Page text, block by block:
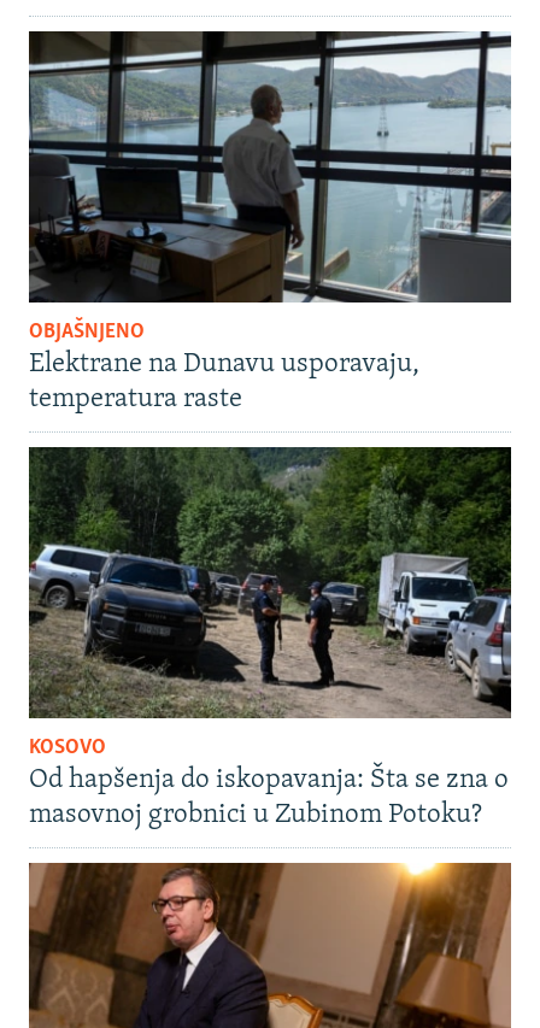
OBJAŠNJENO
Elektrane na Dunavu usporavaju,
temperatura raste
KOSOVO
Od hapšenja do iskopavanja: Šta se zna o
masovnoj grobnici u Zubinom Potoku?